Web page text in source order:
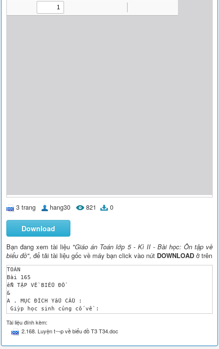
3 trang hang30 821 0
Download
Bạn đang xem tài liệu "Giáo án Toán lớp 5 - Kì II - Bài học: Ôn tập về
biểu đồ", để tải tài liệu gốc về máy bạn click vào nút DOWNLOAD ở trên
TOÁN
Bài 165
ễN TẬP VỀ BIỂU ĐỒ
&
A . MỤC ĐÍCH YấU CẦU :
Giỳp học sinh củng cố về :
Củng cố kĩ năng đọc số liệu trờn biểu đồ ,bổ sung tư liệu cho
B,. ĐỒ DÙNG DẠY - HỌC :
Cỏc biểu đồ trong SGK phúng to .
I . KIỂM TRA BÀI CŨ :
Tài liệu đính kèm:
2.168. Luyện t￢p về biểu đồ T3 T34.doc